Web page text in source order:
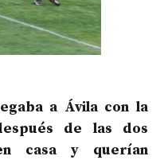
a Ávila con la
de las dos
casa y querían